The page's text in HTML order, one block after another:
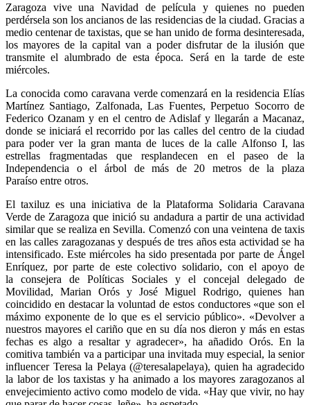
Zaragoza vive una Navidad de película y quienes no pueden
perdérsela son los ancianos de las residencias de la ciudad. Gracias a
medio centenar de taxistas, que se han unido de forma desinteresada,
los mayores de la capital van a poder disfrutar de la ilusión que
transmite el alumbrado de esta época. Será en la tarde de este
miércoles.
La conocida como caravana verde comenzará en la residencia Elías
Martínez Santiago, Zalfonada, Las Fuentes, Perpetuo Socorro de
Federico Ozanam y en el centro de Adislaf y llegarán a Macanaz,
donde se iniciará el recorrido por las calles del centro de la ciudad
para poder ver la gran manta de luces de la calle Alfonso I, las
estrellas fragmentadas que resplandecen en el paseo de la
Independencia o el árbol de más de 20 metros de la plaza
Paraíso entre otros.
El taxiluz es una iniciativa de la Plataforma Solidaria Caravana
Verde de Zaragoza que inició su andadura a partir de una actividad
similar que se realiza en Sevilla. Comenzó con una veintena de taxis
en las calles zaragozanas y después de tres años esta actividad se ha
intensificado. Este miércoles ha sido presentada por parte de Ángel
Enríquez, por parte de este colectivo solidario, con el apoyo de
la consejera de Políticas Sociales y el concejal delegado de
Movilidad, Marian Orós y José Miguel Rodrigo, quienes han
coincidido en destacar la voluntad de estos conductores «que son el
máximo exponente de lo que es el servicio público». «Devolver a
nuestros mayores el cariño que en su día nos dieron y más en estas
fechas es algo a resaltar y agradecer», ha añadido Orós. En la
comitiva también va a participar una invitada muy especial, la senior
influencer Teresa la Pelaya (@teresalapelaya), quien ha agradecido
la labor de los taxistas y ha animado a los mayores zaragozanos al
envejecimiento activo como modelo de vida. «Hay que vivir, no hay